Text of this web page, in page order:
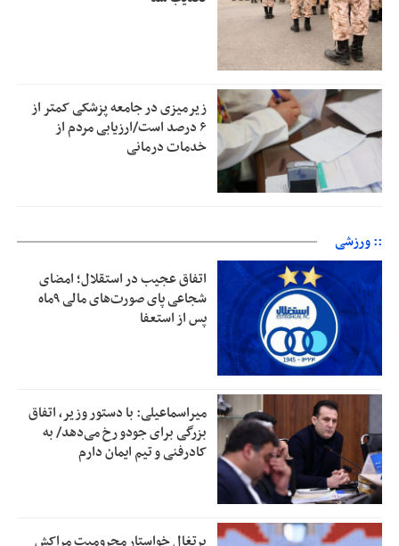
زیرمیزی در جامعه پزشکی کمتر از
۶ درصد است/ارزیابی مردم از
خدمات درمانی
:: ورزشی
اتفاق عجیب در استقلال؛ امضای
شجاعی پای صورت‌های مالی ٩ماه
پس از استعفا
میراسماعیلی: با دستور وزیر، اتفاق
بزرگی برای جودو رخ می‌دهد/ به
کادرفنی و تیم ایمان دارم
پرتغال خواستار محرومیت مراکش